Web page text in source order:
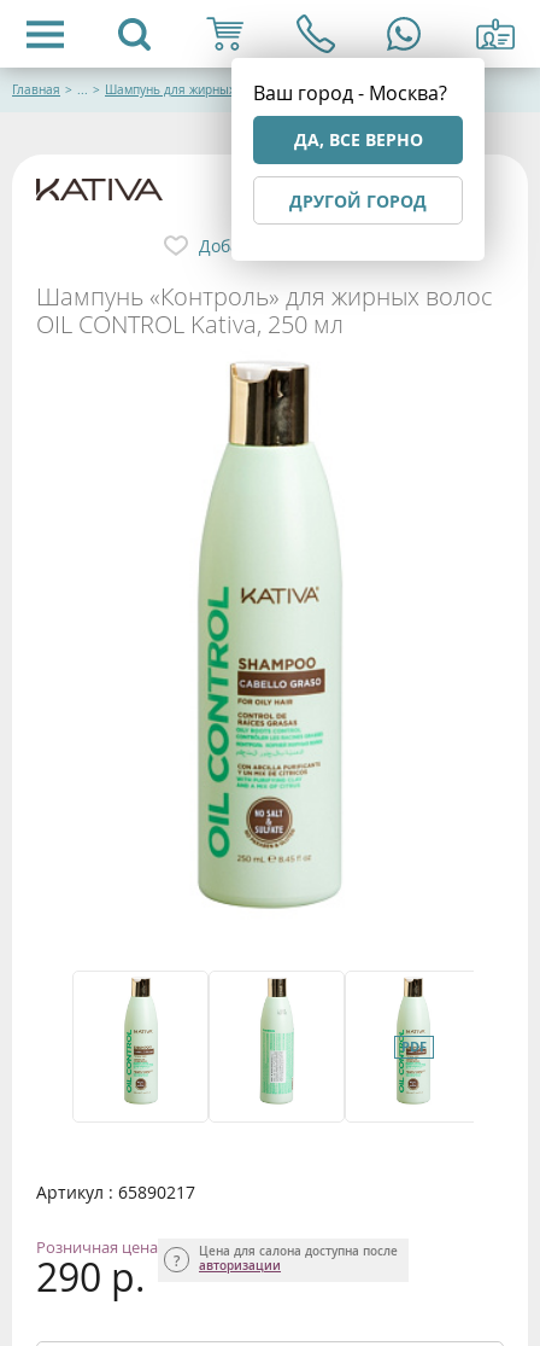
Ваш город - Москва?
ДА, ВСЕ ВЕРНО
ДРУГОЙ ГОРОД
Главная > ... > Шампунь для жирных волос
Шампунь «Контроль» для жирных волос
OIL CONTROL Kativa, 250 мл
Добавить в избранное
Артикул : 65890217
Розничная цена
290 р.
Цена для салона доступна после
авторизации